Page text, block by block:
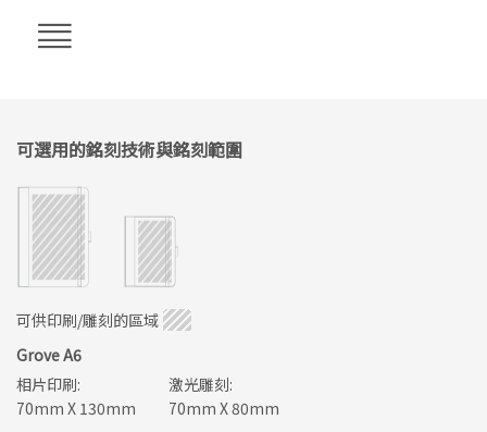
可選用的銘刻技術與銘刻範圍
可供印刷/雕刻的區域
Grove A6
相片印刷:
70mm X 130mm
激光雕刻:
70mm X 80mm